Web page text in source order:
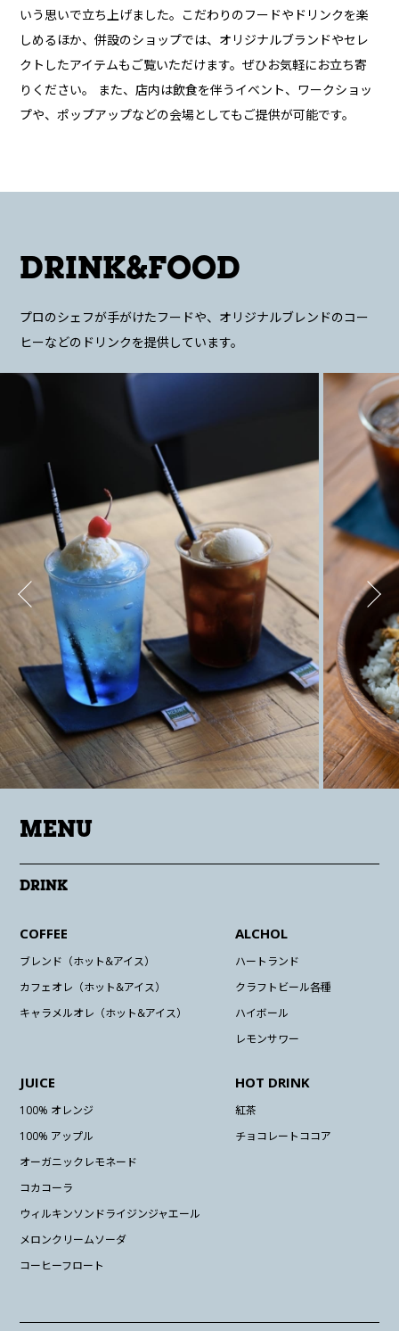
いう思いで立ち上げました。こだわりのフードやドリンクを楽
しめるほか、併設のショップでは、オリジナルブランドやセレ
クトしたアイテムもご覧いただけます。ぜひお気軽にお立ち寄
りください。 また、店内は飲食を伴うイベント、ワークショッ
プや、ポップアップなどの会場としてもご提供が可能です。
DRINK&FOOD
プロのシェフが手がけたフードや、 オリジナルブレンドのコー
ヒーなどのドリンクを提供しています。
MENU
DRINK
COFFEE
ブレンド（ホット&アイス）
カフェオレ（ホット&アイス）
キャラメルオレ（ホット&アイス）
ALCHOL
ハートランド
クラフトビール各種
ハイボール
レモンサワー
JUICE
100% オレンジ
100% アップル
オーガニックレモネード
コカコーラ
ウィルキンソンドライジンジャエール
メロンクリームソーダ
コーヒーフロート
HOT DRINK
紅茶
チョコレートココア